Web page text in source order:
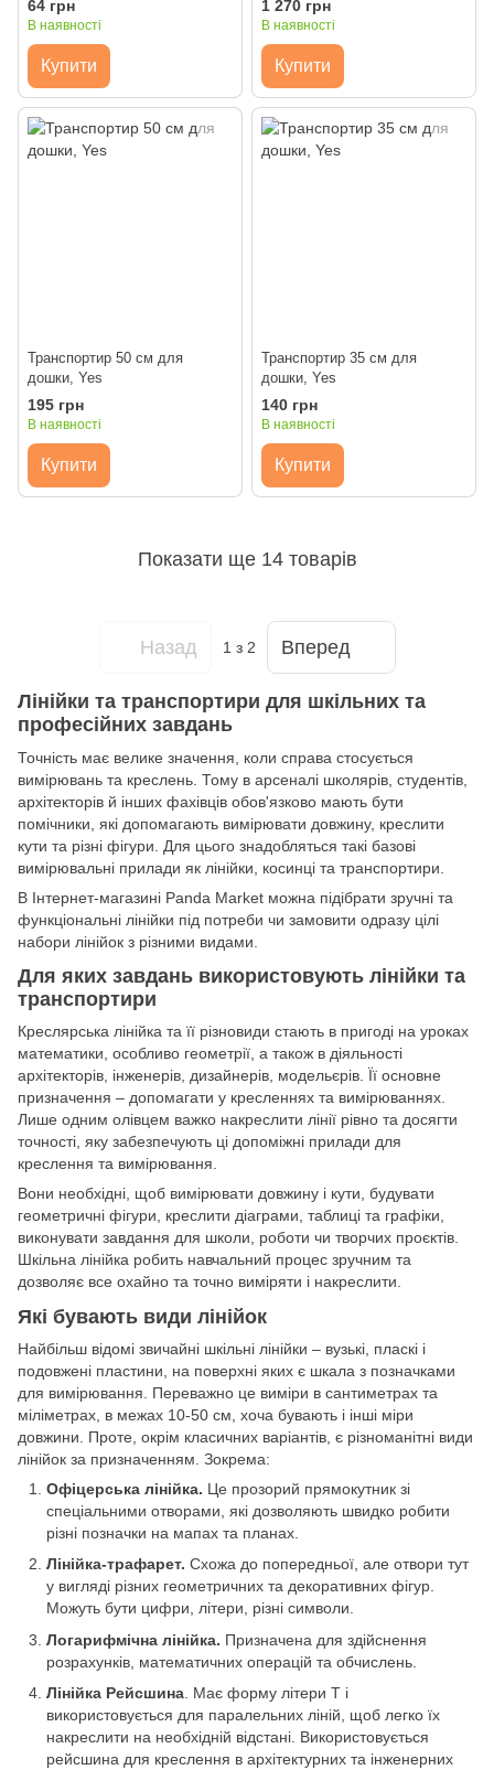
64 грн
В наявності
Купити
1 270 грн
В наявності
Купити
Транспортир 50 см для
дошки, Yes
195 грн
В наявності
Купити
Транспортир 35 см для
дошки, Yes
140 грн
В наявності
Купити
Показати ще 14 товарів
Назад 1 з 2 Вперед
Лінійки та транспортири для шкільних та
професійних завдань
Точність має велике значення, коли справа стосується
вимірювань та креслень. Тому в арсеналі школярів, студентів,
архітекторів й інших фахівців обов'язково мають бути
помічники, які допомагають вимірювати довжину, креслити
кути та різні фігури. Для цього знадобляться такі базові
вимірювальні прилади як лінійки, косинці та транспортири.
В Інтернет-магазині Panda Market можна підібрати зручні та
функціональні лінійки під потреби чи замовити одразу цілі
набори лінійок з різними видами.
Для яких завдань використовують лінійки та
транспортири
Креслярська лінійка та її різновиди стають в пригоді на уроках
математики, особливо геометрії, а також в діяльності
архітекторів, інженерів, дизайнерів, модельєрів. Її основне
призначення – допомагати у кресленнях та вимірюваннях.
Лише одним олівцем важко накреслити лінії рівно та досягти
точності, яку забезпечують ці допоміжні прилади для
креслення та вимірювання.
Вони необхідні, щоб вимірювати довжину і кути, будувати
геометричні фігури, креслити діаграми, таблиці та графіки,
виконувати завдання для школи, роботи чи творчих проєктів.
Шкільна лінійка робить навчальний процес зручним та
дозволяє все охайно та точно виміряти і накреслити.
Які бувають види лінійок
Найбільш відомі звичайні шкільні лінійки – вузькі, пласкі і
подовжені пластини, на поверхні яких є шкала з позначками
для вимірювання. Переважно це виміри в сантиметрах та
міліметрах, в межах 10-50 см, хоча бувають і інші міри
довжини. Проте, окрім класичних варіантів, є різноманітні види
лінійок за призначенням. Зокрема:
Офіцерська лінійка. Це прозорий прямокутник зі
спеціальними отворами, які дозволяють швидко робити
різні позначки на мапах та планах.
Лінійка-трафарет. Схожа до попередньої, але отвори тут
у вигляді різних геометричних та декоративних фігур.
Можуть бути цифри, літери, різні символи.
Логарифмічна лінійка. Призначена для здійснення
розрахунків, математичних операцій та обчислень.
Лінійка Рейсшина . Має форму літери Т і
використовується для паралельних ліній, щоб легко їх
накреслити на необхідній відстані. Використовується
рейсшина для креслення в архітектурних та інженерних